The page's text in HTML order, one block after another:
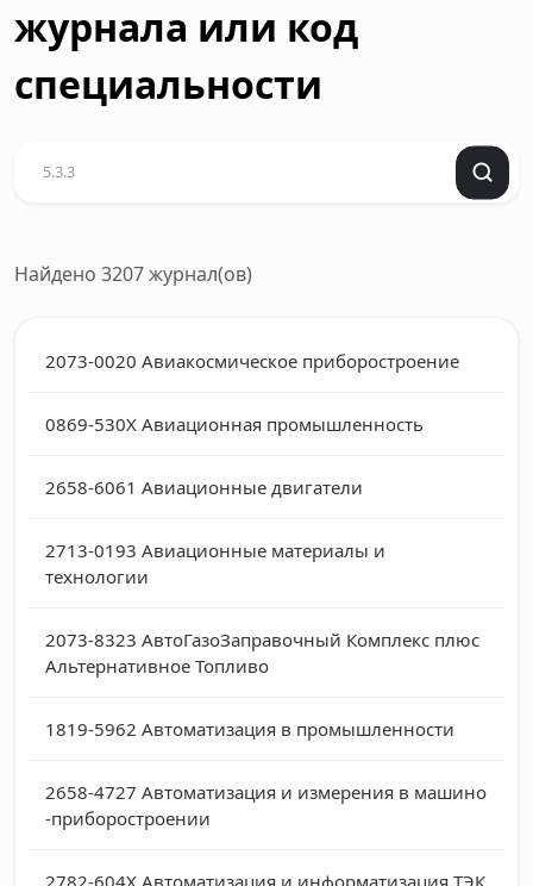
журнала или код
специальности
Найдено 3207 журнал(ов)
2073-0020 Авиакосмическое приборостроение
0869-530X Авиационная промышленность
2658-6061 Авиационные двигатели
2713-0193 Авиационные материалы и
технологии
2073-8323 АвтоГазоЗаправочный Комплекс плюс
Альтернативное Топливо
1819-5962 Автоматизация в промышленности
2658-4727 Автоматизация и измерения в машино
-приборостроении
2782-604X Автоматизация и информатизация ТЭК